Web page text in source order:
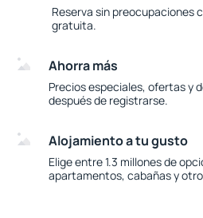
Reserva sin preocupaciones
gratuita.
Ahorra más
Precios especiales, ofertas y
después de registrarse.
Alojamiento a tu gusto
Elige entre 1.3 millones de
apartamentos, cabañas y